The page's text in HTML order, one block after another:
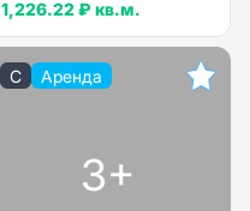
1,226.22 ₽ кв.м.
C Аренда
3+